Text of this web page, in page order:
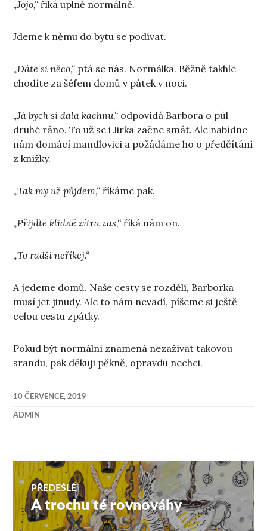
„Jojo,“ říká uplně normálně.
Jdeme k němu do bytu se podívat.
„Dáte si něco,“ ptá se nás. Normálka. Běžně takhle
chodíte za šéfem domů v pátek v noci.
„Já bych si dala kachnu,“ odpovídá Barbora o půl
druhé ráno. To už se i Jirka začne smát. Ale nabídne
nám domácí mandlovici a požádáme ho o předčítání
z knížky.
„Tak my už půjdem,“ říkáme pak.
„Přijďte klidně zítra zas,“ říká nám on.
„To radši neříkej.“
A jedeme domů. Naše cesty se rozdělí, Barborka
musí jet jinudy. Ale to nám nevadí, píšeme si ještě
celou cestu zpátky.
Pokud být normální znamená nezažívat takovou
srandu, pak děkuji pěkně, opravdu nechci.
10 ČERVENCE, 2019
ADMIN
Navigace
pro
PŘEDEŠLÉ
Předchozí
příspěvek:
A trochu té rovnováhy